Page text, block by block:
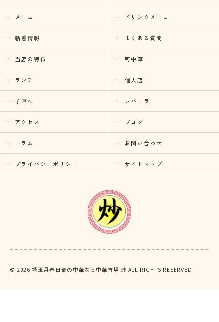
メニュー ドリンクメニュー
新着情報 よくある質問
当店の特徴 町中華
ランチ 個人店
子連れ レバニラ
アクセス ブログ
コラム お問い合わせ
プライバシーポリシー サイトマップ
© 2026 埼玉県春日部の中華なら中華市場 炒 ALL RIGHTS RESERVED.